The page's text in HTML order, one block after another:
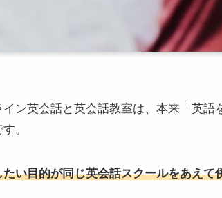
イン英会話と英会話教室は、本来「英
。
たい目的が同じ英会話スクールをあえて